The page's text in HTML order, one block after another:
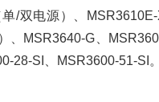
/双电源）、
MSR3640-G、
28-SI、MSR3600-51-SI。